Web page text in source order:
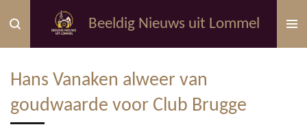
direct
naar
hoofdinhoud
Beeldig Nieuws uit Lommel
Hans Vanaken alweer van
goudwaarde voor Club Brugge